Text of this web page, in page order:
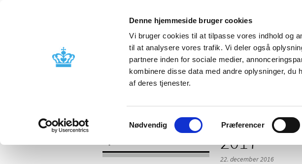
Denne hjemmeside bruger cookies
Vi bruger cookies til at tilpasse vores indhold og
til at analysere vores trafik. Vi deler også
partnere inden for sociale medier,
kombinere disse data med andre oplysninger,
af deres tjenester.
Samtykkevalg
Nødvendig Præferencer
Godkendelse og
Bivirkninger og
produktinformation
2017
22. december 2016